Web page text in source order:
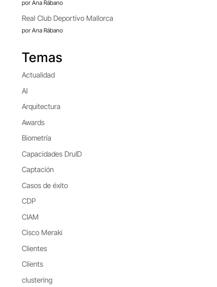
por Ana Rábano
Real Club Deportivo Mallorca
por Ana Rábano
Temas
Actualidad
AI
Arquitectura
Awards
Biometría
Capacidades DruID
Captación
Casos de éxito
CDP
CIAM
Cisco Meraki
Clientes
Clients
clustering